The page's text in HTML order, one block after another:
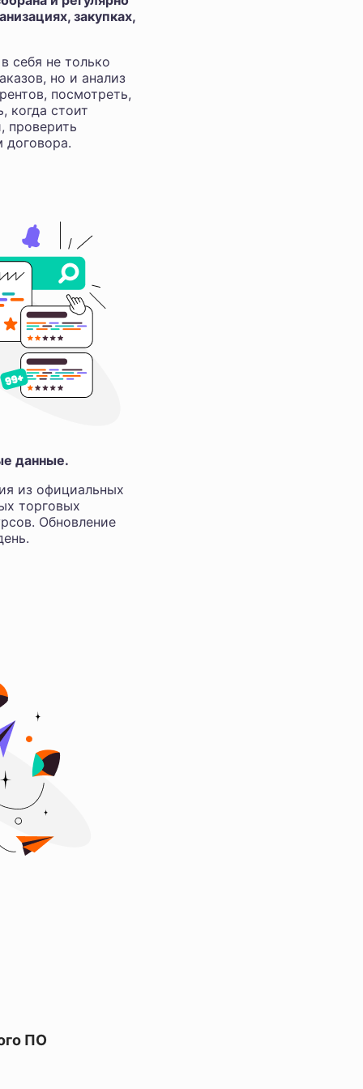
закупках,
себя не только
но и анализ
посмотреть,
когда стоит
проверить
договора.
данные.
из официальных
торговых
Обновление
ПО